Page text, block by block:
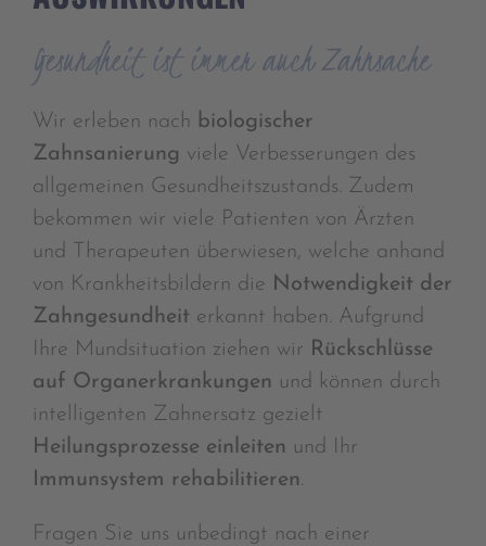
Gesundheit ist immer auch Zahnsache
Wir erleben nach biologischer
Zahnsanierung viele Verbesserungen des
allgemeinen Gesundheitszustands. Zudem
bekommen wir viele Patienten von Ärzten
und Therapeuten überwiesen, welche anhand
von Krankheitsbildern die Notwendigkeit der
Zahngesundheit erkannt haben. Aufgrund
Ihre Mundsituation ziehen wir Rückschlüsse
auf Organerkrankungen und können durch
intelligenten Zahnersatz gezielt
Heilungsprozesse einleiten und Ihr
Immunsystem rehabilitieren.
Fragen Sie uns unbedingt nach einer